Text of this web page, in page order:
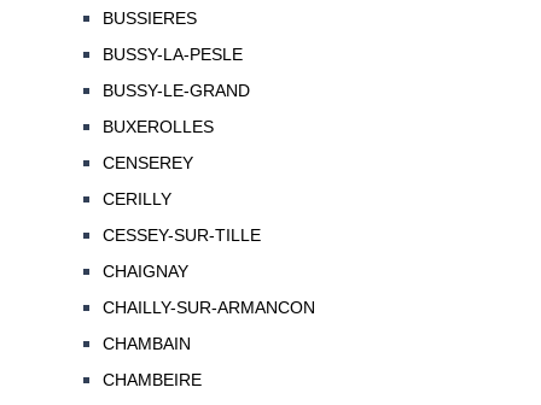
BUSSIERES
BUSSY-LA-PESLE
BUSSY-LE-GRAND
BUXEROLLES
CENSEREY
CERILLY
CESSEY-SUR-TILLE
CHAIGNAY
CHAILLY-SUR-ARMANCON
CHAMBAIN
CHAMBEIRE